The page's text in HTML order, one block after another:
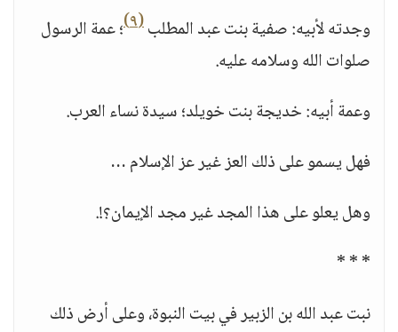
وجدته لأبيه: صفية بنت عبد المطلب(٩) ؛ عمة الرسول
صلوات الله وسلامه عليه.
وعمة أبيه: خديجة بنت خويلد؛ سيدة نساء العرب.
فهل يسمو على ذلك العز غير عز الإسلام …
وهل يعلو على هذا المجد غير مجد الإيمان؟!.
* * *
نبت عبد الله بن الزبير في بيت النبوة، وعلى أرض ذلك